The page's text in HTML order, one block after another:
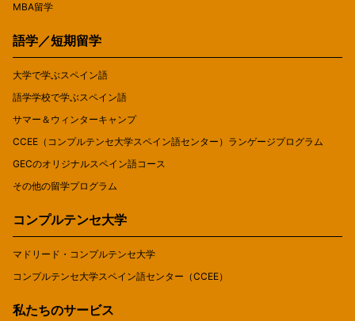
MBA留学
語学／短期留学
大学で学ぶスペイン語
語学学校で学ぶスペイン語
サマー＆ウィンターキャンプ
CCEE（コンプルテンセ大学スペイン語センター）ランゲージプログラム
GECのオリジナルスペイン語コース
その他の留学プログラム
コンプルテンセ大学
マドリード・コンプルテンセ大学
コンプルテンセ大学スペイン語センター（CCEE）
私たちのサービス